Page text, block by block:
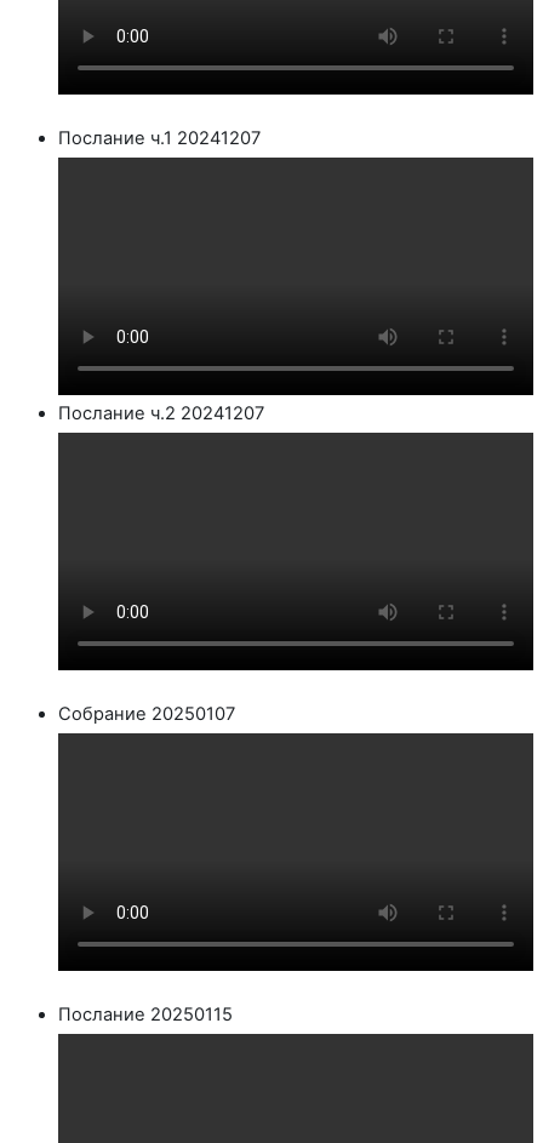
Послание ч.1 20241207
Послание ч.2 20241207
Собрание 20250107
Послание 20250115